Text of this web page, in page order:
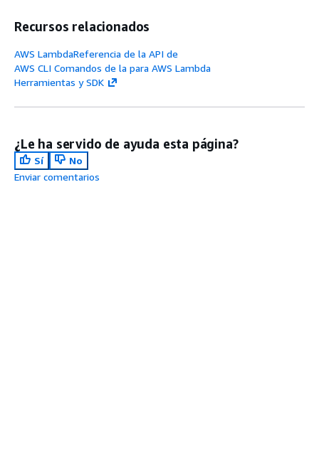
Recursos relacionados
AWS LambdaReferencia de la API de
AWS CLI Comandos de la para AWS Lambda
Herramientas y SDK
¿Le ha servido de ayuda esta página?
Sí
No
Enviar comentarios